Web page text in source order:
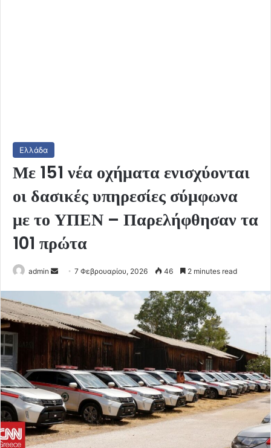
Ελλάδα
Με 151 νέα οχήματα ενισχύονται
οι δασικές υπηρεσίες σύμφωνα
με το ΥΠΕΝ – Παρελήφθησαν τα
101 πρώτα
admin
Send7 Φεβρουαρίου, 2026 46 2 minutes read